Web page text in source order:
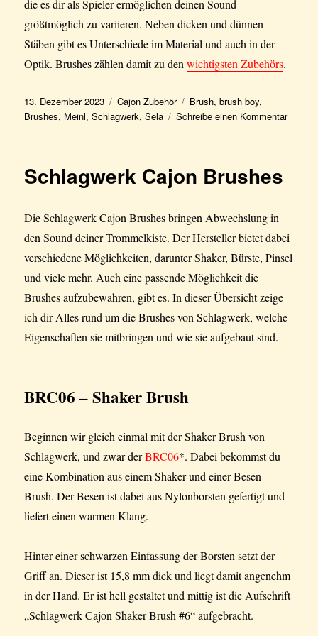
die es dir als Spieler ermöglichen deinen Sound
größtmöglich zu variieren. Neben dicken und dünnen
Stäben gibt es Unterschiede im Material und auch in der
Optik. Brushes zählen damit zu denwichtigsten Zubehörs.
Veröffentlicht
am
13. Dezember 2023 Kategorien
Cajon Zubehör Schlagwörter
Brush,brush boy,
Brushes, Meinl,Schlagwerk,Sela Schreibe einen Kommentarzu
Schlagwerk Cajon Brushes
Die Schlagwerk Cajon Brushes bringen Abwechslung in
den Sound deiner Trommelkiste. Der Hersteller bietet dabei
verschiedene Möglichkeiten, darunter Shaker, Bürste, Pinsel
und viele mehr. Auch eine passende Möglichkeit die
Brushes aufzubewahren, gibt es. In dieser Übersicht zeige
ich dir Alles rund um die Brushes von Schlagwerk, welche
Eigenschaften sie mitbringen und wie sie aufgebaut sind.
BRC06 – Shaker Brush
Beginnen wir gleich einmal mit der Shaker Brush von
Schlagwerk, und zwar derBRC06*. Dabei bekommst du
eine Kombination aus einem Shaker und einer Besen-
Brush. Der Besen ist dabei aus Nylonborsten gefertigt und
liefert einen warmen Klang.
Hinter einer schwarzen Einfassung der Borsten setzt der
Griff an. Dieser ist 15,8 mm dick und liegt damit angenehm
in der Hand. Er ist hell gestaltet und mittig ist die Aufschrift
„Schlagwerk Cajon Shaker Brush #6“ aufgebracht.